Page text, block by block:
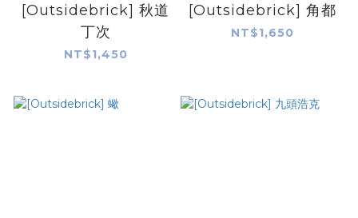
[Outsidebrick] 秋道
丁次
NT$1,450
[Outsidebrick] 角都
NT$1,650